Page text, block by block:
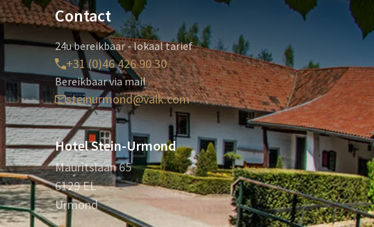
Contact
24u bereikbaar - lokaal tarief
+31 (0)46 426 90 30
Bereikbaar via mail
steinurmond@valk.com
Hotel Stein-Urmond
Mauritslaan 65
6129 EL
Urmond